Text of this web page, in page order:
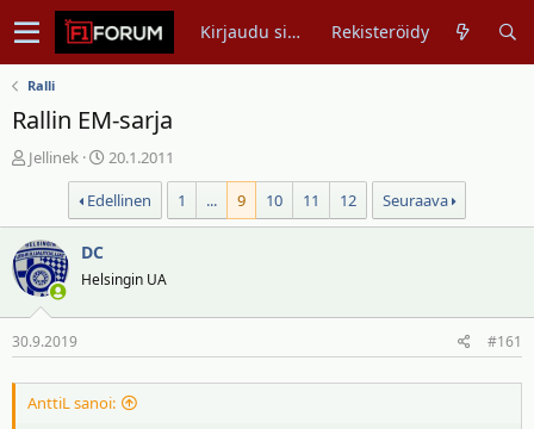
Kirjaudu sisään Rekisteröidy
Ralli
Rallin EM-sarja
V
s
t
i
k
e
t
u
Jellinek
A
l
o
i
u
p
v
20.1.2011
Edellinen
1 ... 9 10 11 12 Seuraava
DC
Helsingin UA
30.9.2019 #161
AnttiL sanoi: